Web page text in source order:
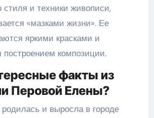
стиля и техники живописи,
«мазками жизни». Ее
яркими красками и
композиции.
факты из
Перовой Елены?
и выросла в городе